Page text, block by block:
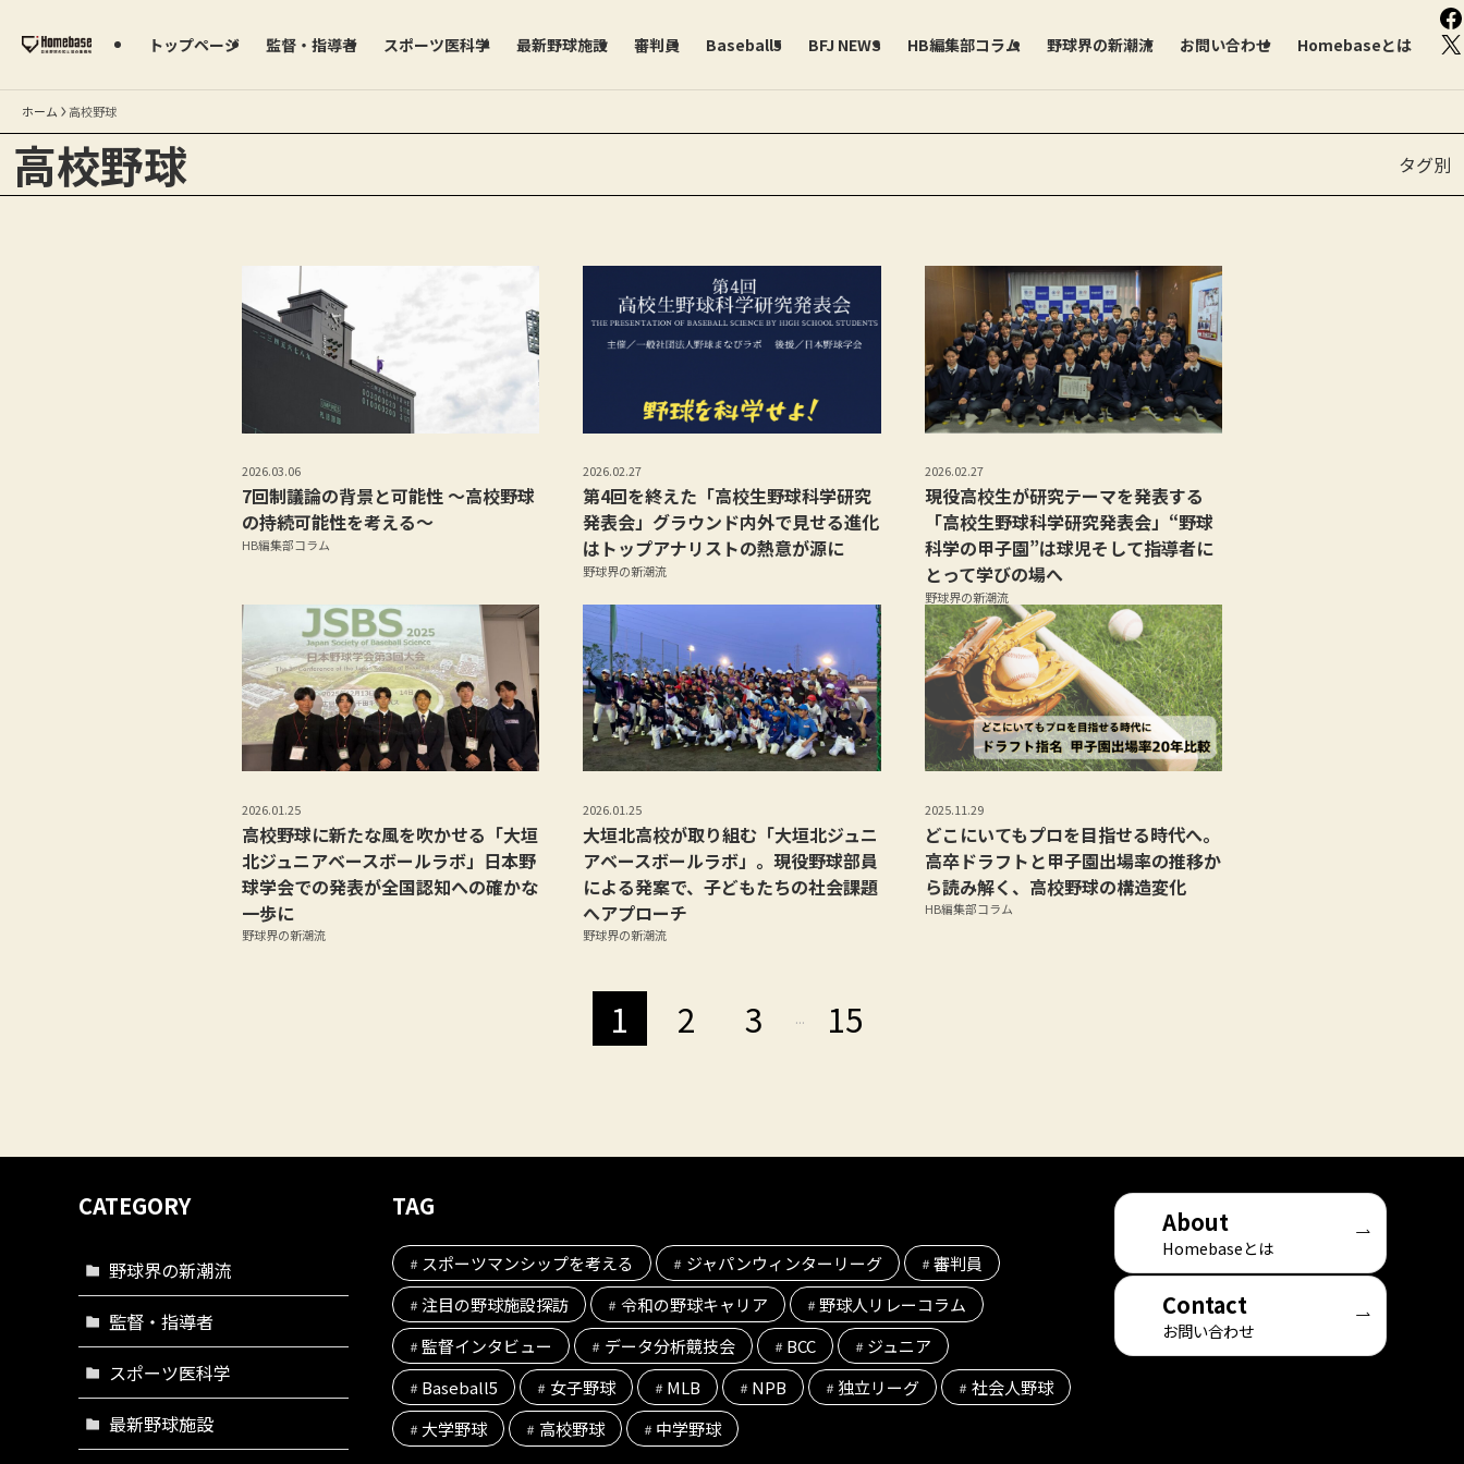
トップページ 監督・指導者 スポーツ医科学 最新野球施設 審判員 Baseball5 BFJ NEWS HB編集部コラム 野球界の新潮流 お問い合わせ Homebaseとは X
ホーム 高校野球
高校野球 タグ別
2026.03.06
7回制議論の背景と可能性 ～高校野球
の持続可能性を考える～
HB編集部コラム
2026.02.27
第4回を終えた「高校生野球科学研究
発表会」グラウンド内外で見せる進化
はトップアナリストの熱意が源に
野球界の新潮流
2026.02.27
現役高校生が研究テーマを発表する
「高校生野球科学研究発表会」“野球
科学の甲子園”は球児そして指導者に
とって学びの場へ
野球界の新潮流
2026.01.25
高校野球に新たな風を吹かせる「大垣
北ジュニアベースボールラボ」日本野
球学会での発表が全国認知への確かな
一歩に
野球界の新潮流
2026.01.25
大垣北高校が取り組む「大垣北ジュニ
アベースボールラボ」。現役野球部員
による発案で、子どもたちの社会課題
へアプローチ
野球界の新潮流
2025.11.29
どこにいてもプロを目指せる時代へ。
高卒ドラフトと甲子園出場率の推移か
ら読み解く、高校野球の構造変化
HB編集部コラム
1 2 3 ... 15
CATEGORY
野球界の新潮流
監督・指導者
スポーツ医科学
最新野球施設
TAG
スポーツマンシップを考える ジャパンウィンターリーグ
審判員
注目の野球施設探訪
令和の野球キャリア
野球人リレーコラム
監督インタビュー
データ分析競技会 BCC
ジュニア
Baseball5
女子野球 MLB NPB 独立リーグ
社会人野球
大学野球
高校野球 中学野球
About
Homebaseとは
Contact
お問い合わせ